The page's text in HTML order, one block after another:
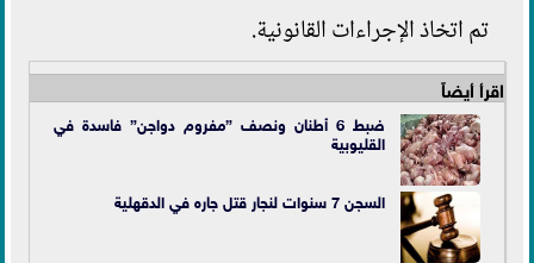
تم اتخاذ الإجراءات القانونية.
اقرأ أيضاً
ضبط 6 أطنان ونصف ”مفروم دواجن” فاسدة في
القليوبية
السجن 7 سنوات لنجار قتل جاره في الدقهلية